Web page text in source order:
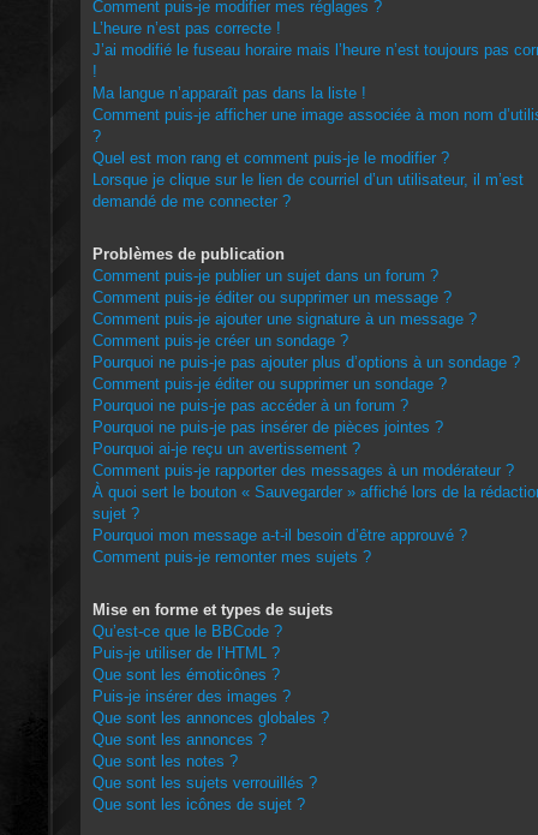
Comment puis-je modifier mes réglages ?
L’heure n’est pas correcte !
J’ai modifié le fuseau horaire mais l’heure n’est toujours pas
!
Ma langue n’apparaît pas dans la liste !
Comment puis-je afficher une image associée à mon nom
?
Quel est mon rang et comment puis-je le modifier ?
Lorsque je clique sur le lien de courriel d’un utilisateur, il m’est
demandé de me connecter ?
Problèmes de publication
Comment puis-je publier un sujet dans un forum ?
Comment puis-je éditer ou supprimer un message ?
Comment puis-je ajouter une signature à un message ?
Comment puis-je créer un sondage ?
Pourquoi ne puis-je pas ajouter plus d’options à un sondage ?
Comment puis-je éditer ou supprimer un sondage ?
Pourquoi ne puis-je pas accéder à un forum ?
Pourquoi ne puis-je pas insérer de pièces jointes ?
Pourquoi ai-je reçu un avertissement ?
Comment puis-je rapporter des messages à un modérateur ?
À quoi sert le bouton « Sauvegarder » affiché lors de la
sujet ?
Pourquoi mon message a-t-il besoin d’être approuvé ?
Comment puis-je remonter mes sujets ?
Mise en forme et types de sujets
Qu’est-ce que le BBCode ?
Puis-je utiliser de l’HTML ?
Que sont les émoticônes ?
Puis-je insérer des images ?
Que sont les annonces globales ?
Que sont les annonces ?
Que sont les notes ?
Que sont les sujets verrouillés ?
Que sont les icônes de sujet ?